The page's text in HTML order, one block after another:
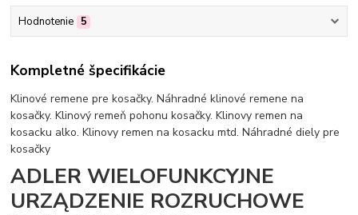
Hodnotenie 5
Kompletné špecifikácie
Klinové remene pre kosačky. Náhradné klinové remene na
kosačky. Klinový remeň pohonu kosačky. Klinovy remen na
kosacku alko. Klinovy remen na kosacku mtd. Náhradné diely pre
kosačky
ADLER WIELOFUNKCYJNE
URZĄDZENIE ROZRUCHOWE